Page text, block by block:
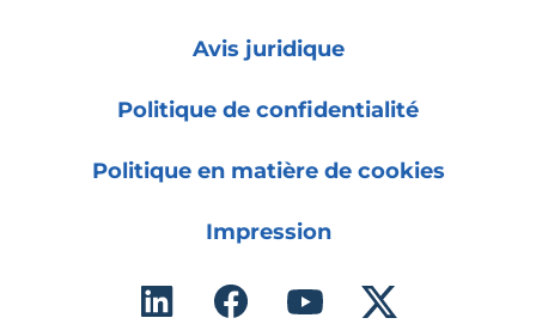
Avis juridique
Politique de confidentialité
Politique en matière de cookies
Impression